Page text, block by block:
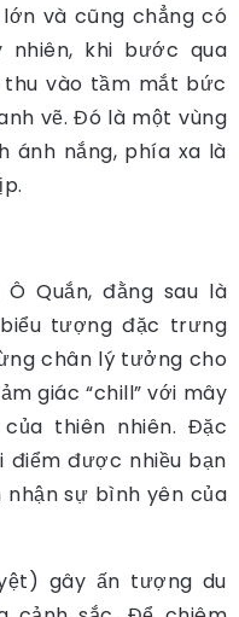
và cũng chẳng có
nhiên, khi bước qua
thu vào tầm mắt bức
vẽ. Đó là một vùng
ánh nắng, phía xa là
Quắn, đằng sau là
tượng đặc trưng
chân lý tưởng cho
giác “chill” với mây
thiên nhiên. Đặc
được nhiều bạn
sự bình yên của
gây ấn tượng du